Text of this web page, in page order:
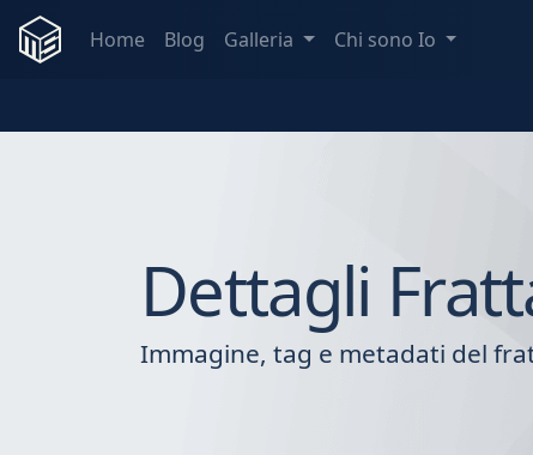
Home Blog Galleria Chi sono Io
Dettagli
Immagine, tag e metadati del